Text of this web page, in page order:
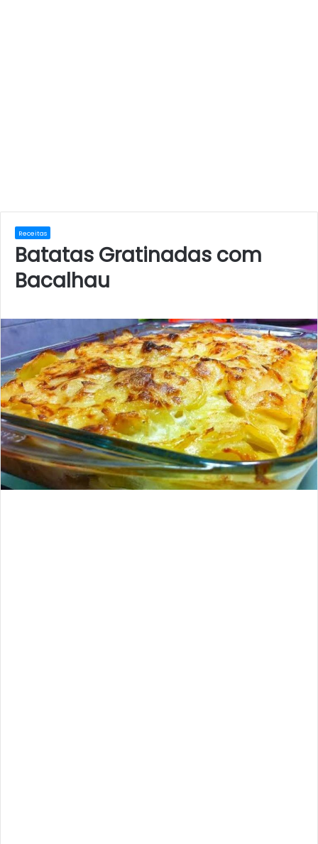
Receitas
Batatas Gratinadas com
Bacalhau